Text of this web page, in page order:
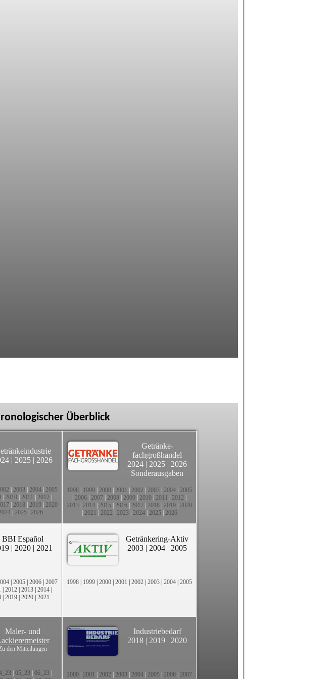
Überblick
| 2025 | 2026
2003 2004 2005
2010 2011 2012
2018 2019 2020
| 2025| 2026
Getränke-
fachgroßhandel
2024 | 2025 | 2026
Sonderausgaben
1998 1999 2000 2001 2002 2003 2004 2005
2006 2007 2008 2009 2010 2011 2012
2013 2014 2015 2016 2017 2018 2019 2020
2021 2022 2023| 2024| 2025| 2026
BBI Español
| 2020 | 2021
| 2005 | 2006 | 2007
| 2012 | 2013 | 2014 |
| 2019 | 2020 | 2021
Getränkering-Aktiv
2003 | 2004 | 2005
1998 | 1999 | 2000 | 2001 | 2002 | 2003 | 2004 | 2005
Maler- und
den Mitteilungen
| 05_23| 06_23|
Industriebedarf
2018 | 2019 | 2020
2000 2001 2002 2003 2004 2005 2006 2007